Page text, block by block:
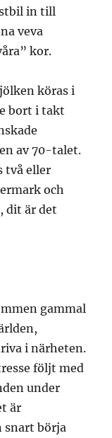
in till
veva
kor.
köras i
bort i takt
av 70-talet.
två eller
och
dit är det
gammal
i närheten.
följt med
under
är
snart börja